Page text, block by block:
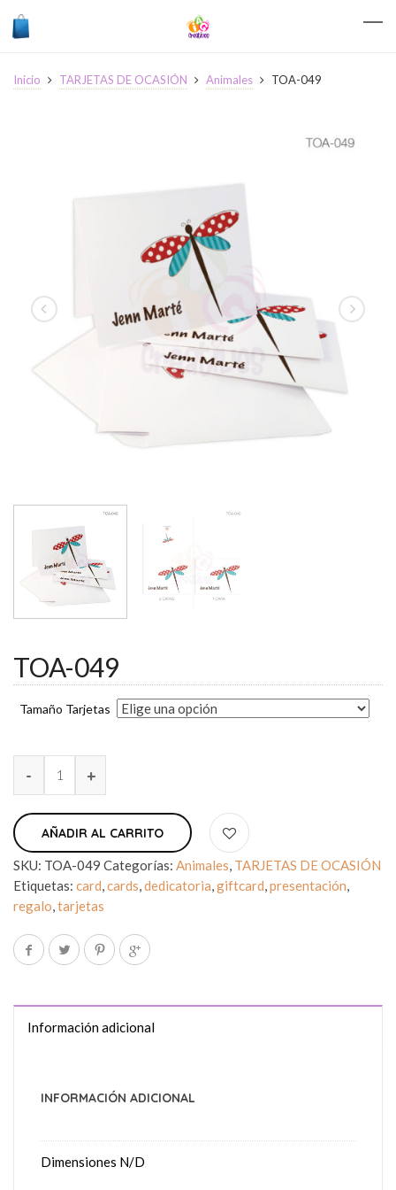
Inicio TARJETAS DE OCASIÓN Animales TOA-049
TOA-049
Tamaño Tarjetas
AÑADIR AL CARRITO
SKU: TOA-049 Categorías: Animales, TARJETAS DE OCASIÓN
Etiquetas: card,cards,dedicatoria,giftcard,presentación,
regalo,tarjetas
Información adicional
INFORMACIÓN ADICIONAL
Dimensiones N/D